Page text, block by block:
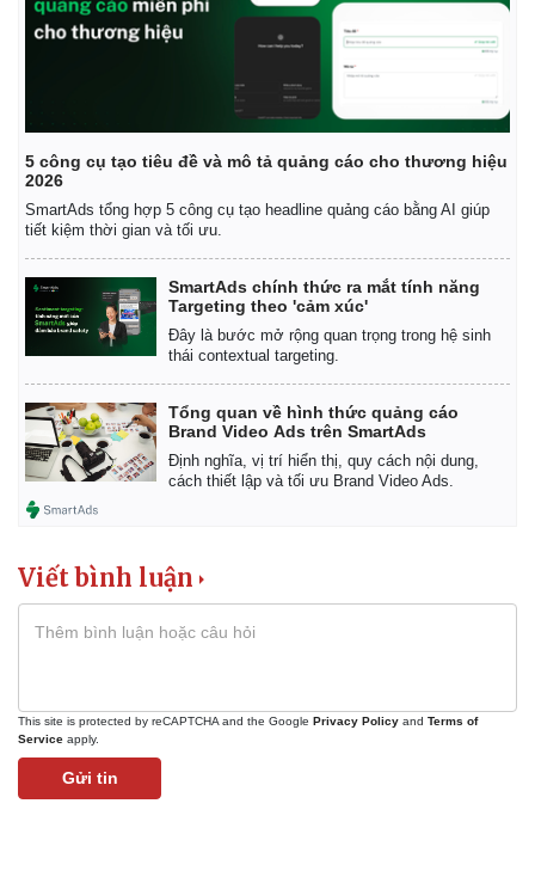
Vụ án
Tin nóng
Tư vấn luật
Vũ khí
Việt Nam
Phân tích
5 công cụ tạo tiêu đề và mô tả quảng cáo cho thương hiệu
2026
SmartAds tổng hợp 5 công cụ tạo headline quảng cáo bằng AI giúp
tiết kiệm thời gian và tối ưu.
SmartAds chính thức ra mắt tính năng
Targeting theo 'cảm xúc'
Đây là bước mở rộng quan trọng trong hệ sinh
thái contextual targeting.
Tổng quan về hình thức quảng cáo
Brand Video Ads trên SmartAds
Định nghĩa, vị trí hiển thị, quy cách nội dung,
cách thiết lập và tối ưu Brand Video Ads.
Viết bình luận
This site is protected by reCAPTCHA and the Google Privacy Policy and Terms of
Service apply.
Gửi tin